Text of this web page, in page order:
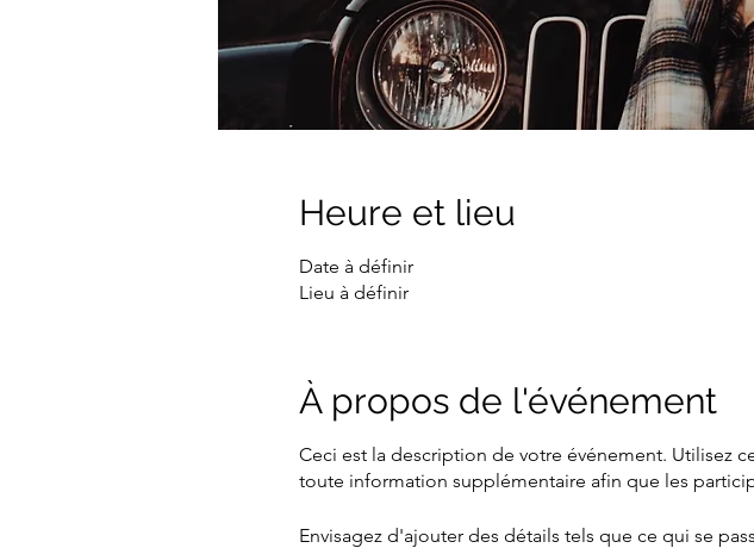
Heure et lieu
Date à définir
Lieu à définir
À propos de l'événement
Ceci est la description de votre événement. Utilisez
toute information supplémentaire afin que les
Envisagez d'ajouter des détails tels que ce qui se